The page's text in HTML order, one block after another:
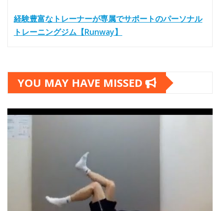
経験豊富なトレーナーが専属でサポートのパーソナル
トレーニングジム【Runway】
YOU MAY HAVE MISSED